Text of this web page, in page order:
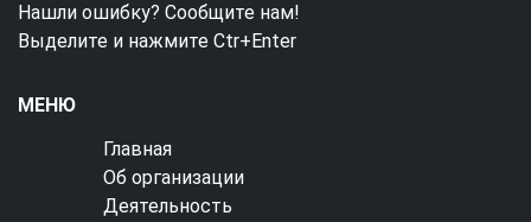
Нашли ошибку? Сообщите нам!
Выделите и нажмите Ctr+Enter
МЕНЮ
Главная
Об организации
Деятельность